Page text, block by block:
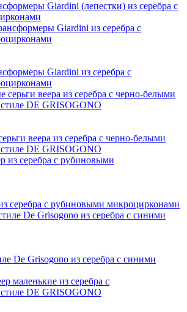
Giardini (лепестки) из серебра с
Giardini из серебра с
веера из серебра с черно-белыми
DE GRISOGONO
серебра с рубиновыми микроцирконами
De Grisogono из серебра с синими